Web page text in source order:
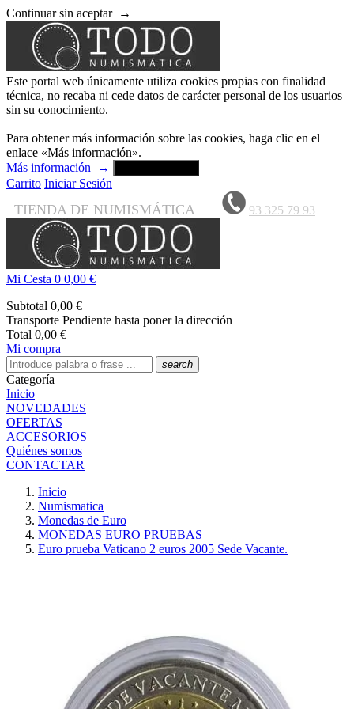
Continuar sin aceptar →
Este portal web únicamente utiliza cookies propias con finalidad
técnica, no recaba ni cede datos de carácter personal de los usuarios
sin su conocimiento.
Para obtener más información sobre las cookies, haga clic en el
enlace «Más información».
Más información
→
Carrito Iniciar Sesión
TIENDA DE NUMISMÁTICA 93 325 79 93
Mi Cesta 0 0,00 €
Subtotal 0,00 €
Transporte Pendiente hasta poner la dirección
Total 0,00 €
Mi compra
search
Categoría
Inicio
NOVEDADES
OFERTAS
ACCESORIOS
Quiénes somos
CONTACTAR
Inicio
Numismatica
Monedas de Euro
MONEDAS EURO PRUEBAS
Euro prueba Vaticano 2 euros 2005 Sede Vacante.